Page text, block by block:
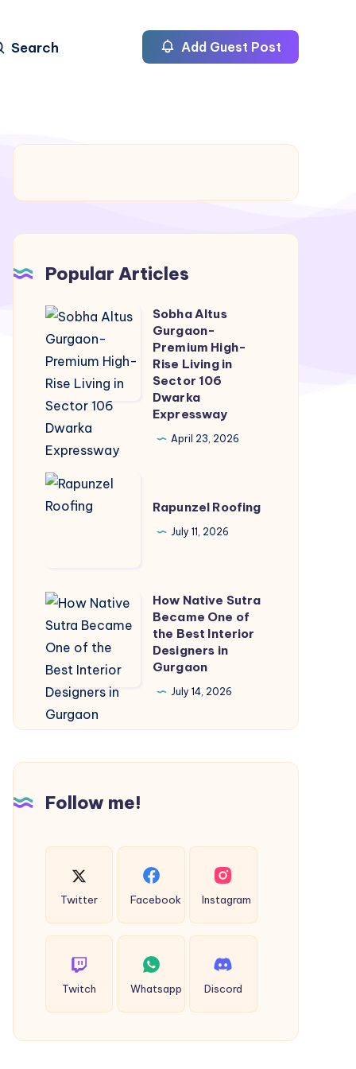
Search Add Guest Post
Popular Articles
Sobha
Altus
Gurgaon-
Premium
High-
Rise
Living
in
Sector
Sobha Altus
Gurgaon-
Premium High-
Rise Living in
Sector 106
Dwarka
Expressway
April 23, 2026
Rapunzel
Roofing
Rapunzel Roofing
July 11, 2026
How
Native
Sutra
Became
One
of
Best
Designers
Gurgaon
How Native Sutra
Became One of
the Best Interior
Designers in
Gurgaon
July 14, 2026
Follow me!
Twitter Facebook Instagram
Twitch Whatsapp Discord